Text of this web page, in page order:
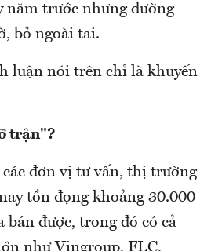
năm trước nhưng dường
bỏ ngoài tai.
luận nói trên chỉ là khuyến
trận"?
các đơn vị tư vấn, thị trường
tồn đọng khoảng 30.000
bán được, trong đó có cả
như Vingroup, FLC,